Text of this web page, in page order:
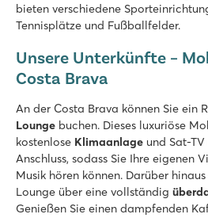
★ ★
Unterkünfte 5 Gehminuten vom
In der Mitte des neuen Zentrums
Cala Canyelles
Cala Canyelles
Spanien - - Costa Brava - Lloret de Mar
★ ★
Poolbereich mit zwei tollen
bieten verschiedene
Tennisplätze und Fußballfelder.
Unsere Unterkünfte –
Costa Brava
An der Costa Brava können Sie ein
Lounge buchen. Dieses luxuriöse
kostenlose Klimaanlage und Sat-
Anschluss, sodass Sie Ihre eigenen
Musik hören können. Darüber
Lounge über eine vollständig
Genießen Sie einen dampfenden